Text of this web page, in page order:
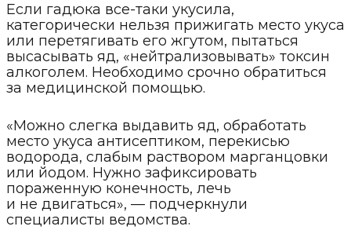
Если гадюка все-таки укусила,
категорически нельзя прижигать место укуса
или перетягивать его жгутом, пытаться
высасывать яд, «нейтрализовывать» токсин
алкоголем. Необходимо срочно обратиться
за медицинской помощью.
«Можно слегка выдавить яд, обработать
место укуса антисептиком, перекисью
водорода, слабым раствором марганцовки
или йодом. Нужно зафиксировать
пораженную конечность, лечь
и не двигаться», — подчеркнули
специалисты ведомства.